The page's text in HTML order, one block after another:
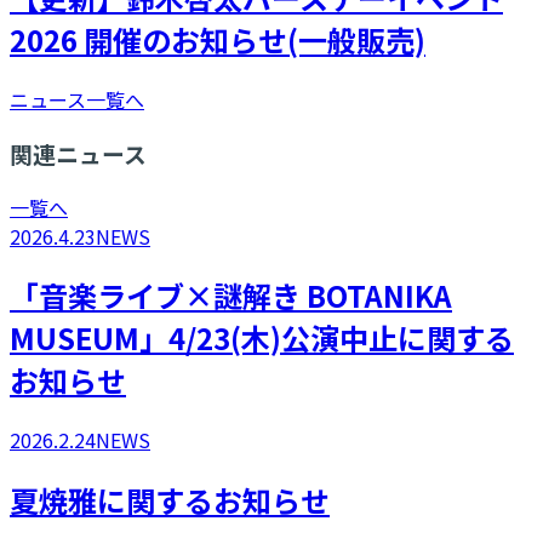
2026 開催のお知らせ(一般販売)
ニュース一覧へ
関連ニュース
一覧へ
2026.4.23NEWS
「音楽ライブ×謎解き BOTANIKA
MUSEUM」4/23(木)公演中止に関する
お知らせ
2026.2.24NEWS
​夏焼雅に関するお知らせ